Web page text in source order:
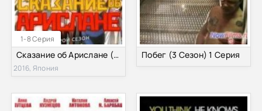
1-8 Серия
Сказание об Арислане (второй сезон) (2016)
2016, Япония
Побег (3 Сезон) 1 Серия